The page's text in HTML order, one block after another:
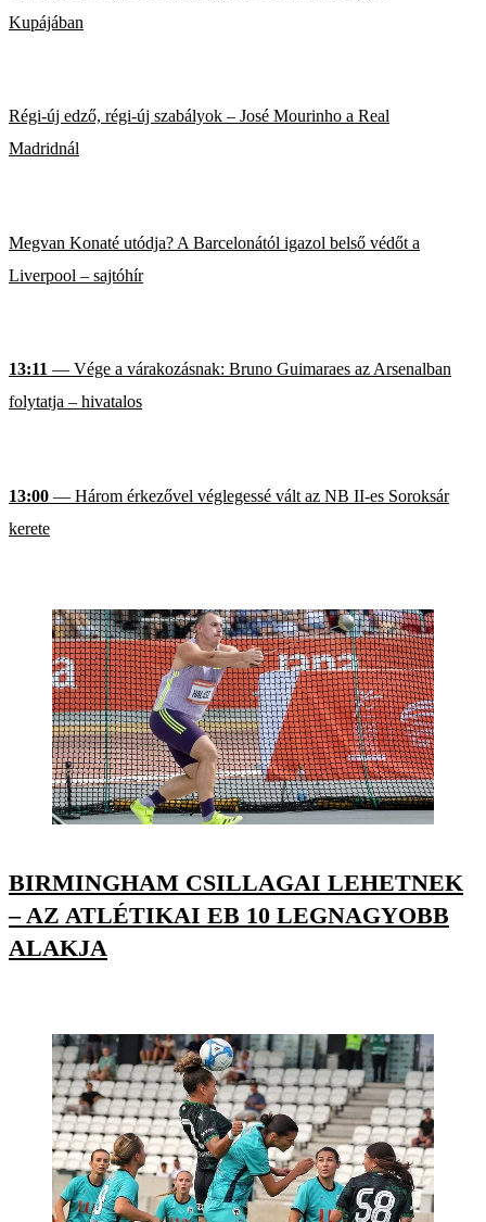
Kupájában
Régi-új edző, régi-új szabályok – José Mourinho a Real
Madridnál
Megvan Konaté utódja? A Barcelonától igazol belső védőt a
Liverpool – sajtóhír
13:11 — Vége a várakozásnak: Bruno Guimaraes az Arsenalban
folytatja – hivatalos
13:00 — Három érkezővel véglegessé vált az NB II-es Soroksár
kerete
BIRMINGHAM CSILLAGAI LEHETNEK
– AZ ATLÉTIKAI EB 10 LEGNAGYOBB
ALAKJA